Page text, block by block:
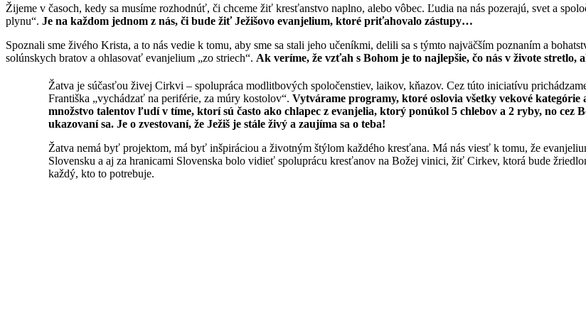
Žijeme v časoch, kedy sa musíme rozhodnúť, či chceme žiť kresťanstvo naplno, alebo vôbec. Ľudia na nás pozerajú, svet a
plynu“. Je na každom jednom z nás, či bude žiť Ježišovo evanjelium, ktoré priťahovalo zástupy…
Spoznali sme živého Krista, a to nás vedie k tomu, aby sme sa stali jeho učeníkmi, delili sa s týmto najväčším poznaním a
solúnskych bratov a ohlasovať evanjelium „zo striech“. Ak veríme, že vzťah s Bohom je to najlepšie, čo nás v živote
Žatva je súčasťou živej Cirkvi – spolupráca modlitbových spoločenstiev, laikov, kňazov. Cez túto iniciatívu
Františka „vychádzať na periférie, za múry kostolov“. Vytvárame programy, ktoré oslovia všetky vekové
množstvo talentov ľudí v tíme, ktorí sú často ako chlapec z evanjelia, ktorý ponúkol 5 chlebov a 2 ryby, no
ukazovaní sa. Je o zvestovaní, že Ježiš je stále živý a zaujíma sa o teba!
Žatva nemá byť projektom, má byť inšpiráciou a životným štýlom každého kresťana. Má nás viesť k tomu, že
Slovensku a aj za hranicami Slovenska bolo vidieť spoluprácu kresťanov na Božej vinici, žiť Cirkev, ktorá bude
každý, kto to potrebuje.